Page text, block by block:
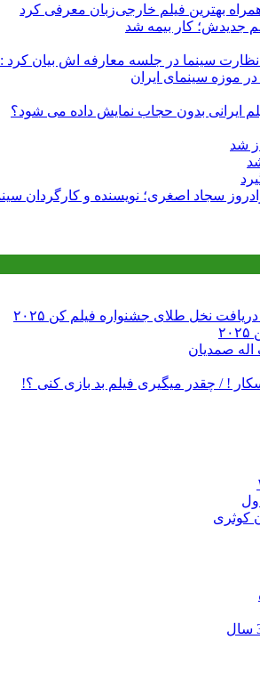
بهترین فیلم خارجی‌زبان معرفی کرد
جدیدش؛ کار بیمه شد
سینما در جلسه معارفه اش بیان
موزه سینمای ایران
ایرانی بدون حجاب نمایش داده می شود؟
سجاد اصغری؛ نویسنده و کارگردان
نخل طلای جشنواره فیلم کن ۲۰۲۵
صمدیان
! / چقدر میگیری فیلم بد بازی کنی ؟!
کوثری